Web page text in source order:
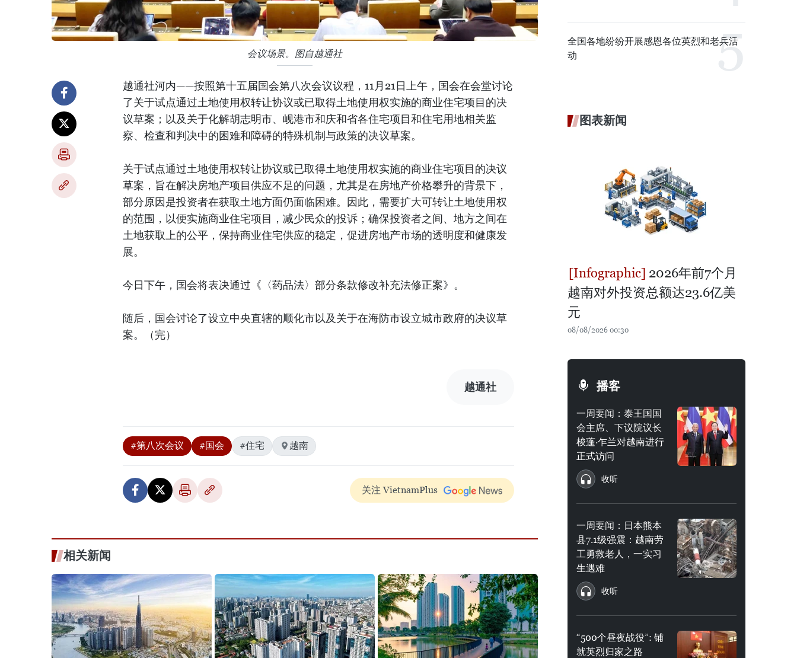
会议场景。图自越通社
越通社河内——按照第十五届国会第八次会议议程，11月21日上午，国会在会堂讨论
了关于试点通过土地使用权转让协议或已取得土地使用权实施的商业住宅项目的决
议草案；以及关于化解胡志明市、岘港市和庆和省各住宅项目和住宅用地相关监
察、检查和判决中的困难和障碍的特殊机制与政策的决议草案。
关于试点通过土地使用权转让协议或已取得土地使用权实施的商业住宅项目的决议
草案，旨在解决房地产项目供应不足的问题，尤其是在房地产价格攀升的背景下，
部分原因是投资者在获取土地方面仍面临困难。因此，需要扩大可转让土地使用权
的范围，以便实施商业住宅项目，减少民众的投诉；确保投资者之间、地方之间在
土地获取上的公平，保持商业住宅供应的稳定，促进房地产市场的透明度和健康发
展。
今日下午，国会将表决通过《〈药品法〉部分条款修改补充法修正案》。
随后，国会讨论了设立中央直辖的顺化市以及关于在海防市设立城市政府的决议草
案。（完）
越通社
#第八次会议 #国会 #住宅 越南
关注 VietnamPlus
相关新闻
全国各地纷纷开展感恩各位英烈和老兵活
动
图表新闻
2026年前7个月
越南对外投资总额达23.6亿美
元
08/08/2026 00:30
播客
一周要闻：泰王国国
会主席、下议院议长
梭蓬·乍兰对越南进行
正式访问
收听
一周要闻：日本熊本
县7.1级强震：越南劳
工勇救老人，一实习
生遇难
收听
“500个昼夜战役”: 铺
就英烈归家之路